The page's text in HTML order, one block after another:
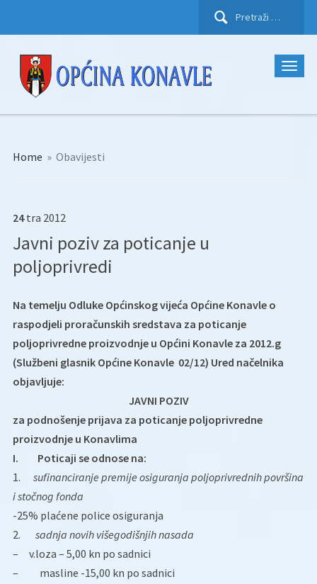
Pretraži:
Home » Obavijesti
24 tra 2012
Javni poziv za poticanje u
poljoprivredi
Na temelju Odluke Općinskog vijeća Općine Konavle o
raspodjeli proračunskih sredstava za poticanje
poljoprivredne proizvodnje u Općini Konavle za 2012.g
(Službeni glasnik Općine Konavle 02/12) Ured načelnika
objavljuje:
JAVNI POZIV
za podnošenje prijava za poticanje poljoprivredne
proizvodnje u Konavlima
I. Poticaji se odnose na:
1. sufinanciranje premije osiguranja poljoprivrednih površina
i stočnog fonda
-25% plaćene police osiguranja
2. sadnja novih višegodišnjih nasada
– v.loza – 5,00 kn po sadnici
– masline -15,00 kn po sadnici